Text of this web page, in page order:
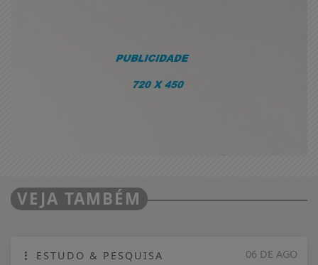
VEJA TAMBÉM
06 DE AGO
ESTUDO & PESQUISA